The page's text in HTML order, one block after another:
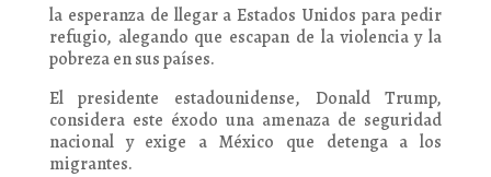
la esperanza de llegar a Estados Unidos para pedir
refugio, alegando que escapan de la violencia y la
pobreza en sus países.
El presidente estadounidense, Donald Trump,
considera este éxodo una amenaza de seguridad
nacional y exige a México que detenga a los
migrantes.